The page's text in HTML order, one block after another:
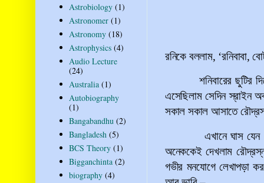
রনিকে বললাম, ‘রনিবাবা,
শনিবারের ছুটির
এসেছিলাম সেদিন স্রাইন
সকাল সকাল আসাতে
এখানে ঘাস
অনেককেই দেখলাম
গভীর মনযোগে লেখাপড়া
Astrobiology (1)
Astronomer (1)
Astronomy (18)
Astrophysics (4)
Audio Lecture
(24)
Australia (1)
Autobiography
(1)
Bangabandhu (2)
Bangladesh (5)
BCS Theory (1)
Bigganchinta (2)
biography (4)